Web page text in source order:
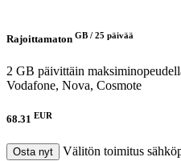
Rajoittamaton GB / 25 päivää
2 GB päivittäin
Vodafone, Nova, Cosmote
68.31 EUR
Osta nyt
Välitön toimitus